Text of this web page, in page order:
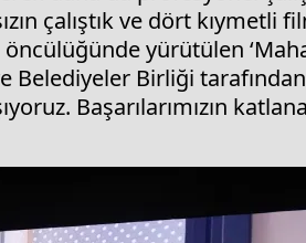
çalıştık ve dört kıymetli
yürütülen
Belediyeler Birliği
Başarılarımızın